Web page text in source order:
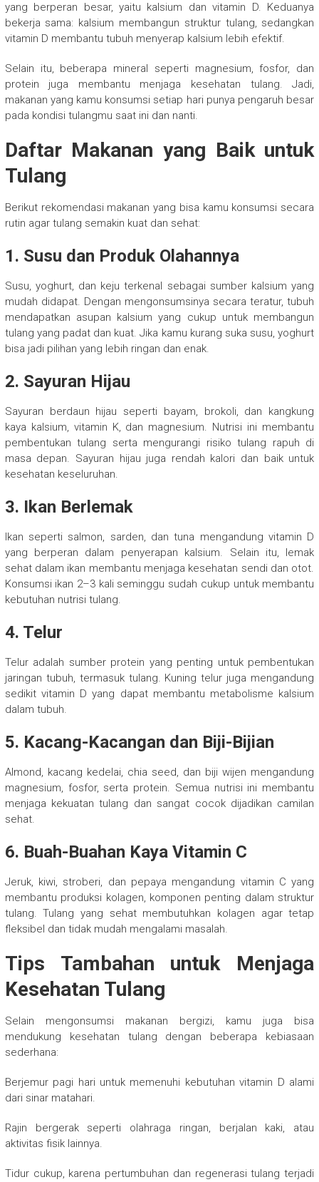
yang berperan besar, yaitu kalsium dan vitamin D. Keduanya
bekerja sama: kalsium membangun struktur tulang, sedangkan
vitamin D membantu tubuh menyerap kalsium lebih efektif.
Selain itu, beberapa mineral seperti magnesium, fosfor, dan
protein juga membantu menjaga kesehatan tulang. Jadi,
makanan yang kamu konsumsi setiap hari punya pengaruh besar
pada kondisi tulangmu saat ini dan nanti.
Daftar Makanan yang Baik untuk
Tulang
Berikut rekomendasi makanan yang bisa kamu konsumsi secara
rutin agar tulang semakin kuat dan sehat:
1. Susu dan Produk Olahannya
Susu, yoghurt, dan keju terkenal sebagai sumber kalsium yang
mudah didapat. Dengan mengonsumsinya secara teratur, tubuh
mendapatkan asupan kalsium yang cukup untuk membangun
tulang yang padat dan kuat. Jika kamu kurang suka susu, yoghurt
bisa jadi pilihan yang lebih ringan dan enak.
2. Sayuran Hijau
Sayuran berdaun hijau seperti bayam, brokoli, dan kangkung
kaya kalsium, vitamin K, dan magnesium. Nutrisi ini membantu
pembentukan tulang serta mengurangi risiko tulang rapuh di
masa depan. Sayuran hijau juga rendah kalori dan baik untuk
kesehatan keseluruhan.
3. Ikan Berlemak
Ikan seperti salmon, sarden, dan tuna mengandung vitamin D
yang berperan dalam penyerapan kalsium. Selain itu, lemak
sehat dalam ikan membantu menjaga kesehatan sendi dan otot.
Konsumsi ikan 2–3 kali seminggu sudah cukup untuk membantu
kebutuhan nutrisi tulang.
4. Telur
Telur adalah sumber protein yang penting untuk pembentukan
jaringan tubuh, termasuk tulang. Kuning telur juga mengandung
sedikit vitamin D yang dapat membantu metabolisme kalsium
dalam tubuh.
5. Kacang-Kacangan dan Biji-Bijian
Almond, kacang kedelai, chia seed, dan biji wijen mengandung
magnesium, fosfor, serta protein. Semua nutrisi ini membantu
menjaga kekuatan tulang dan sangat cocok dijadikan camilan
sehat.
6. Buah-Buahan Kaya Vitamin C
Jeruk, kiwi, stroberi, dan pepaya mengandung vitamin C yang
membantu produksi kolagen, komponen penting dalam struktur
tulang. Tulang yang sehat membutuhkan kolagen agar tetap
fleksibel dan tidak mudah mengalami masalah.
Tips Tambahan untuk Menjaga
Kesehatan Tulang
Selain mengonsumsi makanan bergizi, kamu juga bisa
mendukung kesehatan tulang dengan beberapa kebiasaan
sederhana:
Berjemur pagi hari untuk memenuhi kebutuhan vitamin D alami
dari sinar matahari.
Rajin bergerak seperti olahraga ringan, berjalan kaki, atau
aktivitas fisik lainnya.
Tidur cukup, karena pertumbuhan dan regenerasi tulang terjadi